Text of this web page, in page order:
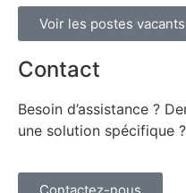
Voir les postes vacants
Contact
Besoin d’assistance ?
une solution spécifique ?
Contactez-nous